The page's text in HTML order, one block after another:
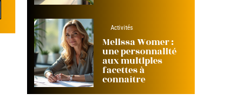
Activités
Melissa Womer :
une personnalité
aux multiples
facettes à
connaître